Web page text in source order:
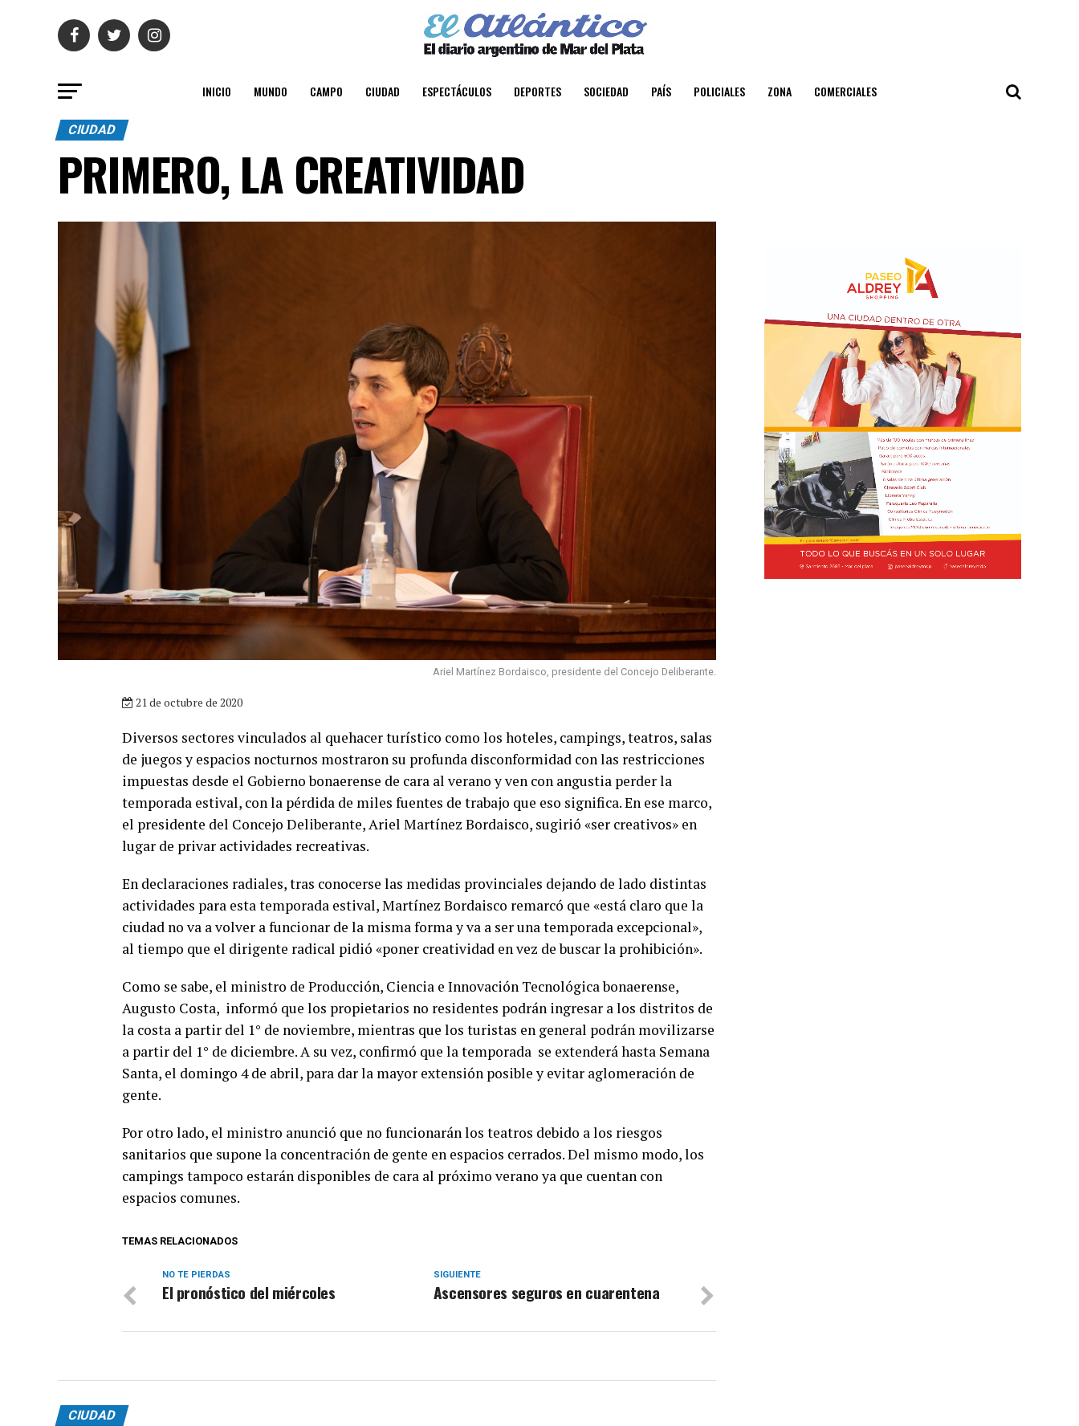
INICIO MUNDO CAMPO CIUDAD ESPECTÁCULOS DEPORTES SOCIEDAD PAÍS POLICIALES ZONA COMERCIALES
CIUDAD
PRIMERO, LA CREATIVIDAD
Ariel Martínez Bordaisco, presidente del Concejo Deliberante.
21 de octubre de 2020
Diversos sectores vinculados al quehacer turístico como los hoteles, campings, teatros, salas
de juegos y espacios nocturnos mostraron su profunda disconformidad con las restricciones
impuestas desde el Gobierno bonaerense de cara al verano y ven con angustia perder la
temporada estival, con la pérdida de miles fuentes de trabajo que eso significa. En ese marco,
el presidente del Concejo Deliberante, Ariel Martínez Bordaisco, sugirió «ser creativos» en
lugar de privar actividades recreativas.
En declaraciones radiales, tras conocerse las medidas provinciales dejando de lado distintas
actividades para esta temporada estival, Martínez Bordaisco remarcó que «está claro que la
ciudad no va a volver a funcionar de la misma forma y va a ser una temporada excepcional»,
al tiempo que el dirigente radical pidió «poner creatividad en vez de buscar la prohibición».
Como se sabe, el ministro de Producción, Ciencia e Innovación Tecnológica bonaerense,
Augusto Costa, informó que los propietarios no residentes podrán ingresar a los distritos de
la costa a partir del 1° de noviembre, mientras que los turistas en general podrán movilizarse
a partir del 1° de diciembre. A su vez, confirmó que la temporada se extenderá hasta Semana
Santa, el domingo 4 de abril, para dar la mayor extensión posible y evitar aglomeración de
gente.
Por otro lado, el ministro anunció que no funcionarán los teatros debido a los riesgos
sanitarios que supone la concentración de gente en espacios cerrados. Del mismo modo, los
campings tampoco estarán disponibles de cara al próximo verano ya que cuentan con
espacios comunes.
TEMAS RELACIONADOS
SIGUIENTE
Ascensores seguros en cuarentena
NO TE PIERDAS
El pronóstico del miércoles
CIUDAD